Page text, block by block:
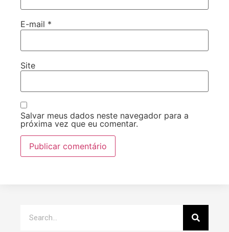
E-mail *
Site
Salvar meus dados neste navegador para a
próxima vez que eu comentar.